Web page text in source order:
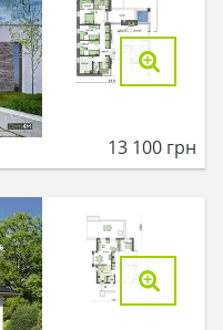
13 100 грн